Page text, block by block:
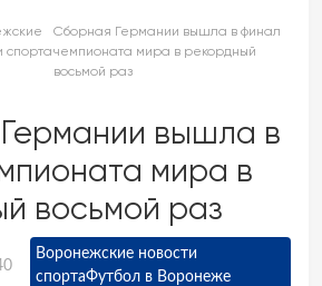
спорта
Сборная Германии вышла в финал
чемпионата мира в рекордный
восьмой раз
вышла в
мира в
восьмой раз
Воронежские новости
спортаФутбол в Воронеже